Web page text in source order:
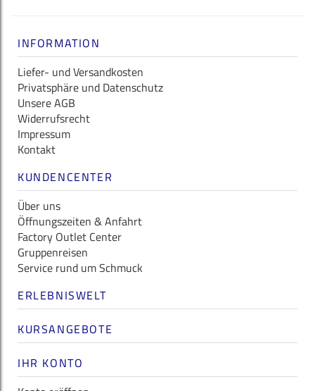
INFORMATION
Liefer- und Versandkosten
Privatsphäre und Datenschutz
Unsere AGB
Widerrufsrecht
Impressum
Kontakt
KUNDENCENTER
Über uns
Öffnungszeiten & Anfahrt
Factory Outlet Center
Gruppenreisen
Service rund um Schmuck
ERLEBNISWELT
KURSANGEBOTE
IHR KONTO